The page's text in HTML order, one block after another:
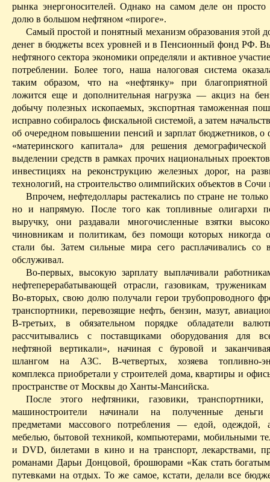
рынка энергоносителей. Однако на самом деле он
долю в большом нефтяном «пироге».
Самый простой и понятный механизм образования этой
денег в бюджеты всех уровней и в Пенсионный фонд РФ.
нефтяного сектора экономики определяли и активное
потреблении. Более того, наша налоговая система
таким образом, что на «нефтянку» при благоприятной
ложится еще и дополнительная нагрузка — акциз на
добычу полезных ископаемых, экспортная таможенная
исправно собиралось фискальной системой, а затем
об очередном повышении пенсий и зарплат бюджетников, о
«материнского капитала» для решения
выделении средств в рамках прочих национальных
инвестициях на реконструкцию железных дорог, на
технологий, на строительство олимпийских объектов в Сочи
Впрочем, нефтедоллары растекались по стране не
но и напрямую. После того как топливные олигархи
выручку, они раздавали многочисленные взятки
чиновникам и политикам, без помощи которых никогда
стали бы. Затем сильные мира сего расплачивались со
обслуживал.
Во-первых, высокую зарплату выплачивали
нефтеперерабатывающей отрасли, газовикам,
Во-вторых, свою долю получали герои трубопроводного
транспортники, перевозящие нефть, бензин, мазут,
В-третьих, в обязательном порядке обладатели
рассчитывались с поставщиками оборудования для
нефтяной вертикали», начиная с буровой и
шлангом на АЗС. В-четвертых, хозяева топливно-
комплекса приобретали у строителей дома, квартиры и
пространстве от Москвы до Ханты-Мансийска.
После этого нефтяники, газовики,
машиностроители начинали на полученные деньги
предметами массового потребления — едой, одеждой,
мебелью, бытовой техникой, компьютерами, мобильными
и DVD, билетами в кино и на транспорт, лекарствами,
романами Дарьи Донцовой, брошюрами «Как стать
путевками на отдых. То же самое, кстати, делали все